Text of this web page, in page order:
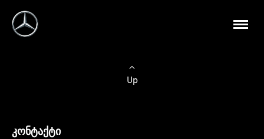
Up
კონტაქტი